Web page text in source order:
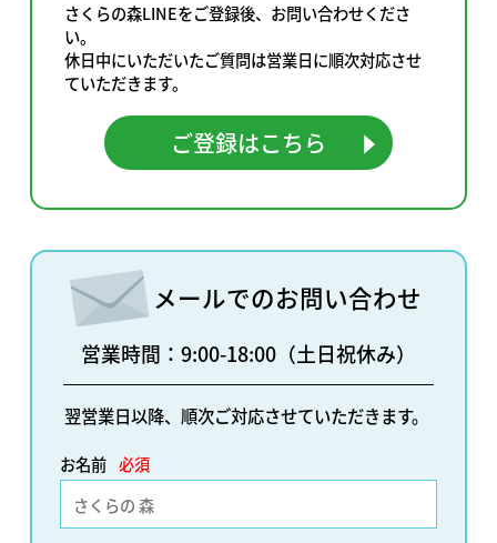
さくらの森LINEをご登録後、お問い合わせくださ
い。
休日中にいただいたご質問は営業日に順次対応させ
ていただきます。
ご登録はこちら
メールでのお問い合わせ
営業時間：9:00-18:00（土日祝休み）
翌営業日以降、順次ご対応させていただきます。
お名前 必須